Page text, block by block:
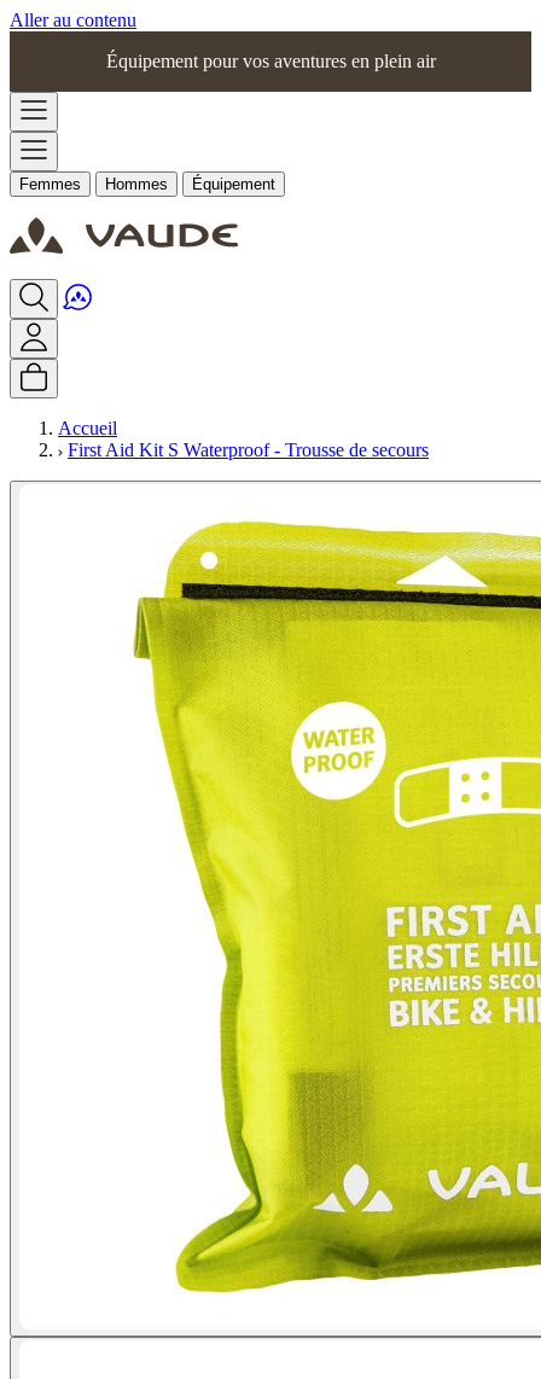
Aller au contenu
Équipement pour vos aventures en plein air
Femmes Hommes Équipement
Accueil
First Aid Kit S Waterproof - Trousse de secours